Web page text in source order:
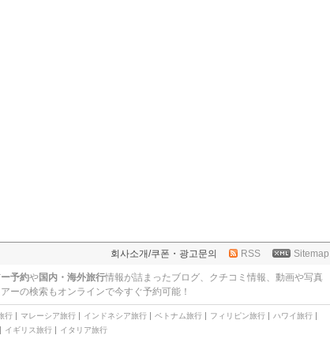
회사소개/쿠폰・광고문의 RSS Sitemap
予約や国内・海外旅行情報が詰まったブログ、クチコミ情報、動画や写真
ーの検索もオンラインで今すぐ予約可能！
行 マレーシア旅行 インドネシア旅行 ベトナム旅行 フィリピン旅行
ハワイ旅行
イギリス旅行 イタリア旅行